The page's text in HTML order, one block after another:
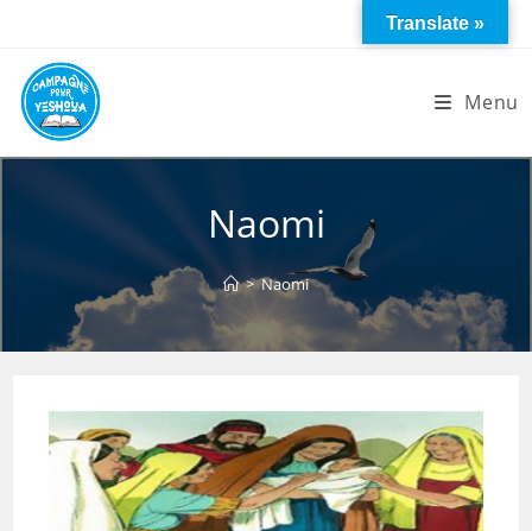
content
Menu
Naomi
> Naomi
Translate »